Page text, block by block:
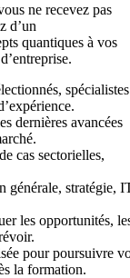
ne recevez pas
d’un
quantiques à vos
spécialistes
dernières avancées
cas sectorielles,
générale, stratégie,
les opportunités,
pour poursuivre
la formation.